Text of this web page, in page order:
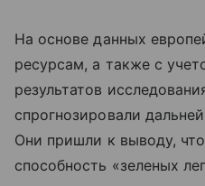
На основе данных
ресурсам, а также с
результатов
спрогнозировали
Они пришли к выводу,
способность «зеленых